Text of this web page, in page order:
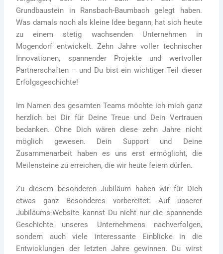
Grundbaustein in Ransbach-Baumbach gelegt haben.
Was damals noch als kleine Idee begann, hat sich heute
zu einem stetig wachsenden Unternehmen in
Mogendorf entwickelt. Zehn Jahre voller technischer
Innovationen, spannender Projekte und wertvoller
Partnerschaften – und Du bist ein wichtiger Teil dieser
Erfolgsgeschichte!
Im Namen des gesamten Teams möchte ich mich ganz
herzlich bei Dir für Deine Treue und Dein Vertrauen
bedanken. Ohne Dich wären diese zehn Jahre nicht
möglich gewesen. Dein Support und Deine
Zusammenarbeit haben es uns erst ermöglicht, die
Meilensteine zu erreichen, die wir heute feiern dürfen.
Zu diesem besonderen Jubiläum haben wir für Dich
etwas ganz Besonderes vorbereitet: Auf unserer
Jubiläums-Website kannst Du nicht nur die spannende
Geschichte unseres Unternehmens nachverfolgen,
sondern auch viele interessante Einblicke in die
Entwicklungen der letzten Jahre gewinnen. Du wirst